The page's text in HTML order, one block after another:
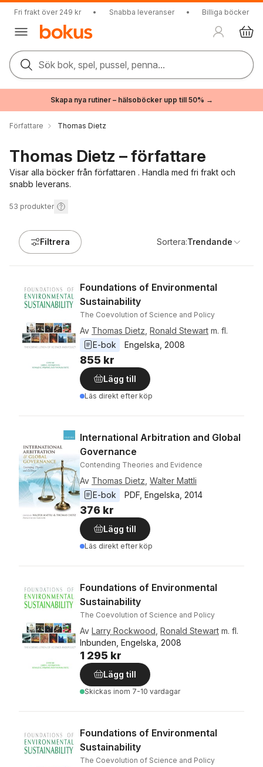
Fri frakt över 249 kr • Snabba leveranser • Billiga böcker
Sök bok, spel, pussel, penna...
Skapa nya rutiner – hälsoböcker upp till 50% →
Författare Thomas Dietz
Thomas Dietz – författare
Visar alla böcker från författaren . Handla med fri frakt och
snabb leverans.
53 produkter
Filtrera Sortera:Trendande
Foundations of Environmental
Sustainability
The Coevolution of Science and Policy
Av Thomas Dietz Ronald Stewart m. fl.
E-bok
Engelska 2008
855 kr
Lägg till
Läs direkt efter köp
International Arbitration and Global
Governance
Contending Theories and Evidence
Av Thomas Dietz Walter Mattli
E-bok
PDF Engelska 2014
376 kr
Lägg till
Läs direkt efter köp
Foundations of Environmental
Sustainability
The Coevolution of Science and Policy
Av Larry Rockwood Ronald Stewart m. fl.
Inbunden, Engelska, 2008
1 295 kr
Lägg till
Skickas inom 7-10 vardagar
Foundations of Environmental
Sustainability
The Coevolution of Science and Policy